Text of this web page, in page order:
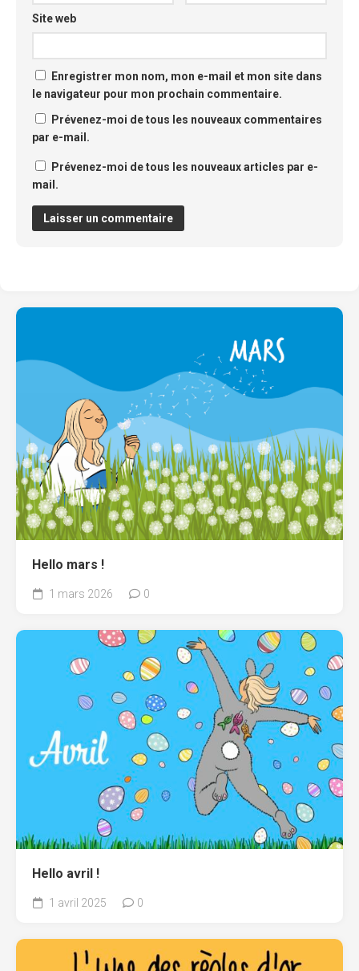
Site web
Enregistrer mon nom, mon e-mail et mon site dans
le navigateur pour mon prochain commentaire.
Prévenez-moi de tous les nouveaux commentaires
par e-mail.
Prévenez-moi de tous les nouveaux articles par e-
mail.
Hello mars !
1 mars 2026 0
Hello avril !
1 avril 2025 0